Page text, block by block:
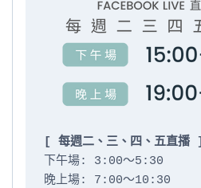
[ 每週二、三、四、五直播 ]
下午場: 3:00～5:30